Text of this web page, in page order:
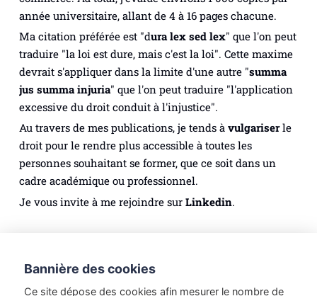
année universitaire, allant de 4 à 16 pages chacune.
Ma citation préférée est "dura lex sed lex" que l'on peut
traduire "la loi est dure, mais c'est la loi". Cette maxime
devrait s'appliquer dans la limite d'une autre "summa
jus summa injuria" que l'on peut traduire "l'application
excessive du droit conduit à l'injustice".
Au travers de mes publications, je tends à vulgariserle
droit pour le rendre plus accessible à toutes les
personnes souhaitant se former, que ce soit dans un
cadre académique ou professionnel.
Je vous invite à me rejoindre sur Linkedin.
Droit des personnes
Méthodologie juridique
Bannière des cookies
Ce site dépose des cookies afin mesurer le nombre de